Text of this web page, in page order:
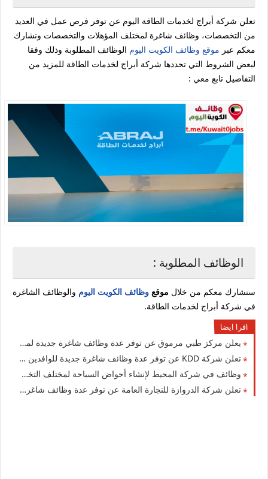
تعلن شركة أبراج لخدمات الطاقة اليوم عن توفر فرص عمل في العديد
من التخصصات، وظائف شاغرة لمختلف المؤهلات والتخصصات ونشارك
معكم عبر موقع وظائف الكويت اليوم الوظائف المطلوبة وذلك وفقا
لبعض الشروط التي تحددها شركة أبراج لخدمات الطاقة للمزيد من
التفاصيل تابع معي :
الوظائف المطلوبة :
سنشارك معكم من خلال موقع وظائف الكويت اليوم والوظائف الشاغرة
في شركة أبراج لخدمات الطاقة.
اقرا ايضا
يعلن مركز طبي مرموق عن توفر عدة وظائف شاغرة جديدة لمختلف التخصصات لجميع الجنسيات في الكويت
تعلن شركة ‏KDD‏ عن توفر عدة وظائف شاغرة جديدة للوافدين والمقيمن في الكويت لعام 2026
وظائف في شركة المحيط لإنشاء أحواض السباحة لمختلف التخصصات للجنسيين في الكويت لعام 2026
تعلن شركة الدروازة للتجارة العامة عن توفر عدة وظائف شاغرة جديدة للمقيمين والأجانب براتب (325) في الكويت